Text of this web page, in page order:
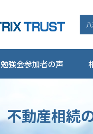
勉強会参加者の声
不動産相続